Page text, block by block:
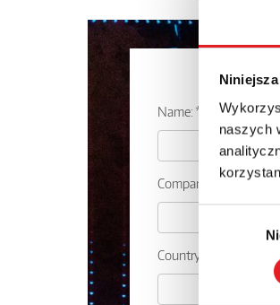
naszych
zgody
Name: *
Company:
Country: